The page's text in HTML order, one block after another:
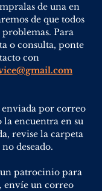
de una en
de que todos
Para
o consulta, ponte
con
enviada por correo
encuentra en su
revise la carpeta
deseado.
un patrocinio para
envíe un correo